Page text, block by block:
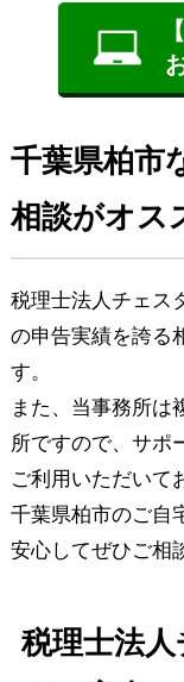
千葉県柏市
相談がオス
税理士法人チェス
の申告実績を誇る
す。
また、当事務所は
所ですので、サポ
ご利用いただいて
千葉県柏市のご自
安心してぜひご相
税理士法